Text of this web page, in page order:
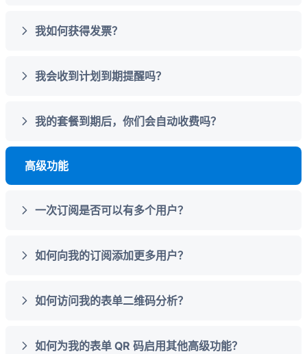
我如何获得发票？
我会收到计划到期提醒吗？
我的套餐到期后，你们会自动收费吗？
高级功能
一次订阅是否可以有多个用户？
如何向我的订阅添加更多用户？
如何访问我的表单二维码分析？
如何为我的表单 QR 码启用其他高级功能？